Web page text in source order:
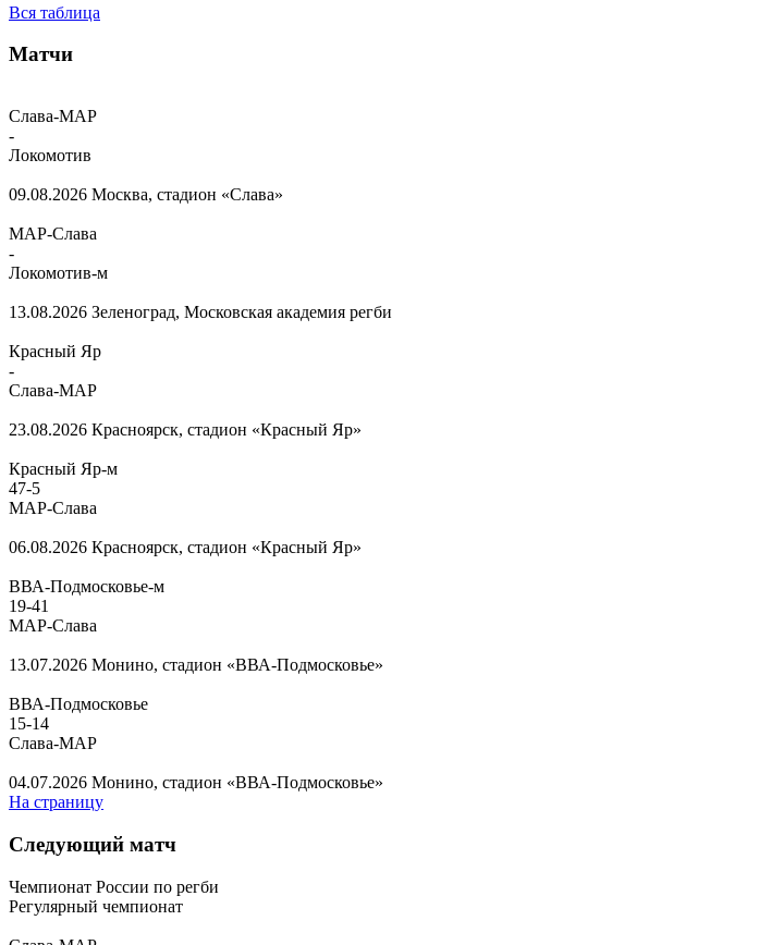
Вся таблица
Матчи
Слава-МАР
-
Локомотив
09.08.2026 Москва, стадион «Слава»
МАР-Слава
-
Локомотив-м
13.08.2026 Зеленоград, Московская академия регби
Красный Яр
-
Слава-МАР
23.08.2026 Красноярск, стадион «Красный Яр»
Красный Яр-м
47-5
МАР-Слава
06.08.2026 Красноярск, стадион «Красный Яр»
ВВА-Подмосковье-м
19-41
МАР-Слава
13.07.2026 Монино, стадион «ВВА-Подмосковье»
ВВА-Подмосковье
15-14
Слава-МАР
04.07.2026 Монино, стадион «ВВА-Подмосковье»
На страницу
Следующий матч
Чемпионат России по регби
Регулярный чемпионат